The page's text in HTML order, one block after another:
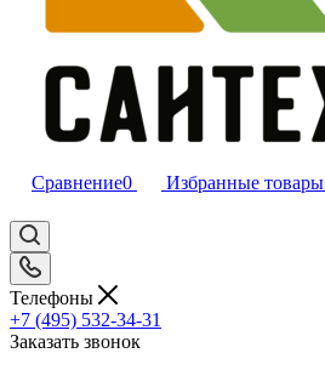
Сравнение0 Избранные товары
Телефоны
+7 (495) 532‑34‑31
Заказать звонок